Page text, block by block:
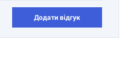
Додати відгук